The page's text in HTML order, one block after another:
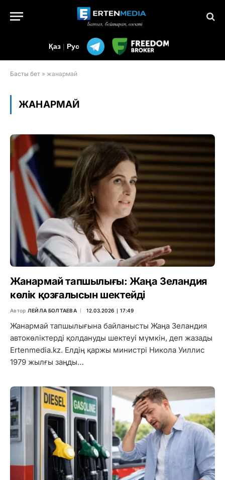
Қаз | Рус
Басты бет » жанармай
ЖАНАРМАЙ
Жанармай тапшылығы: Жаңа Зеландия
көлік қозғалысын шектейді
Автор ЛЕЙЛА БОЛТАЕВА 12.03.2026 ∣ 17:49
Жанармай тапшылығына байланысты Жаңа Зеландия
автокөліктерді қолдануды шектеуі мүмкін, деп жазады
Ertenmedia.kz. Елдің қаржы министрі Никола Уиллис
1979 жылғы заңды…